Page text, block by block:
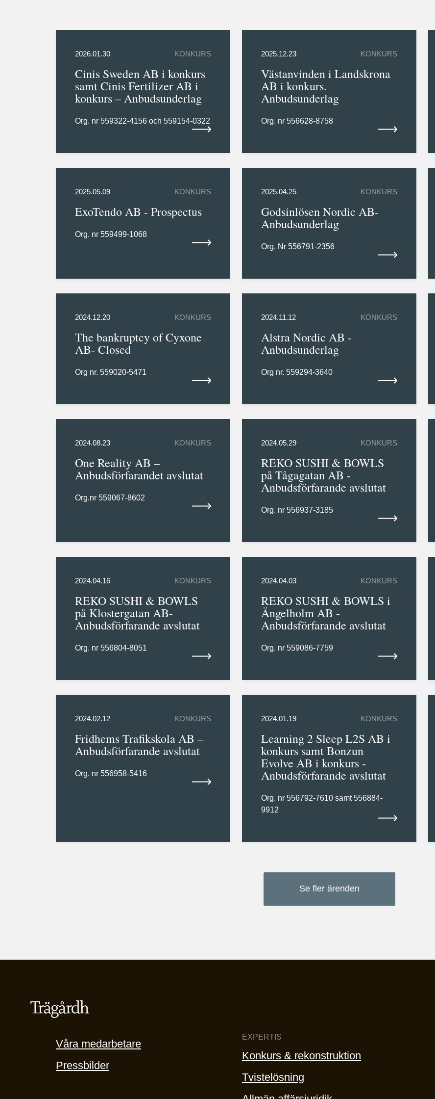
2026.01.30 KONKURS
Cinis Sweden AB i konkurs
samt Cinis Fertilizer AB i
konkurs – Anbudsunderlag
Org. nr 559322-4156 och 559154-0322
2025.12.23 KONKURS
Västanvinden i Landskrona
AB i konkurs.
Anbudsunderlag
Org. nr 556628-8758
2025.05.09 KONKURS
ExoTendo AB - Prospectus
Org. nr 559499-1068
2025.04.25 KONKURS
Godsinlösen Nordic AB-
Anbudsunderlag
Org. Nr 556791-2356
2024.12.20 KONKURS
The bankruptcy of Cyxone
AB- Closed
Org nr. 559020-5471
2024.11.12 KONKURS
Alstra Nordic AB -
Anbudsunderlag
Org nr. 559294-3640
2024.08.23 KONKURS
One Reality AB –
Anbudsförfarandet avslutat
Org.nr 559067-8602
2024.05.29 KONKURS
REKO SUSHI & BOWLS
på Tågagatan AB -
Anbudsförfarande avslutat
Org. nr 556937-3185
2024.04.16 KONKURS
REKO SUSHI & BOWLS
på Klostergatan AB-
Anbudsförfarande avslutat
Org. nr 556804-8051
2024.04.03 KONKURS
REKO SUSHI & BOWLS i
Ängelholm AB -
Anbudsförfarande avslutat
Org. nr 559086-7759
2024.02.12 KONKURS
Fridhems Trafikskola AB –
Anbudsförfarande avslutat
Org. nr 556958-5416
2024.01.19 KONKURS
Learning 2 Sleep L2S AB i
konkurs samt Bonzun
Evolve AB i konkurs -
Anbudsförfarande avslutat
Org. nr 556792-7610 samt 556884-
9912
Se fler ärenden
Våra medarbetare
Pressbilder
EXPERTIS
Konkurs & rekonstruktion
Tvistelösning